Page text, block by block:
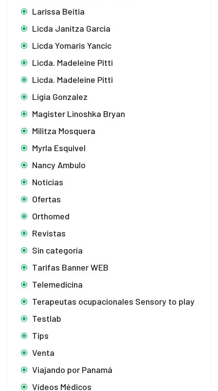
Larissa Beitia
Licda Janitza Garcia
Licda Yomaris Yancic
Licda. Madeleine Pitti
Licda. Madeleine Pitti
Ligia Gonzalez
Magister Linoshka Bryan
Militza Mosquera
Myrla Esquivel
Nancy Ambulo
Noticias
Ofertas
Orthomed
Revistas
Sin categoría
Tarifas Banner WEB
Telemedicina
Terapeutas ocupacionales Sensory to play
Testlab
Tips
Venta
Viajando por Panamá
Vídeos Médicos